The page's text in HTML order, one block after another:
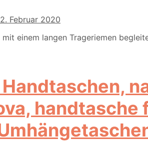
Februar 2020
mit einem langen Trageriemen